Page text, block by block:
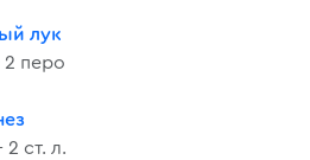
лук
перо
ст. л.